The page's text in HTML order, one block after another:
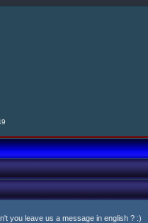
you leave us a message in english ? :)